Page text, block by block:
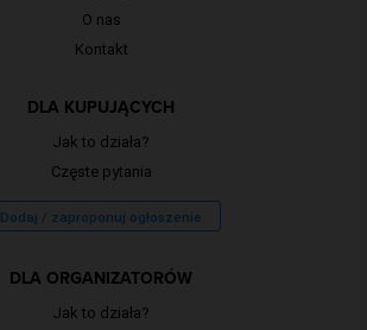
O nas
Kontakt
DLA KUPUJĄCYCH
Jak to działa?
Częste pytania
Dodaj / zaproponuj ogłoszenie
DLA ORGANIZATORÓW
Jak to działa?